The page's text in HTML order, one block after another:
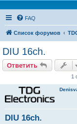
FAQ
Список форумов
DIU 16ch.
Ответить
1
DIU 16ch.